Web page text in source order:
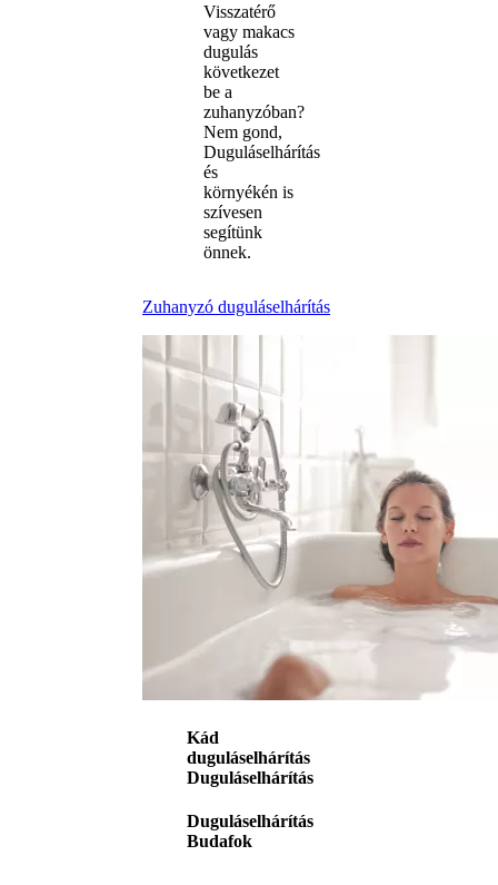
Visszatérő
vagy makacs
dugulás
következet
be a
zuhanyzóban?
Nem gond,
Duguláselhárítás
és
környékén is
szívesen
segítünk
önnek.
Zuhanyzó duguláselhárítás
Kád
duguláselhárítás
Duguláselhárítás
Duguláselhárítás
Budafok